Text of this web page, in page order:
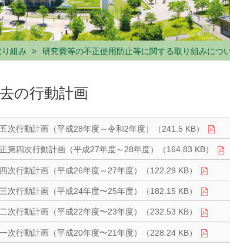
組み 研究費等の不正使用防止等に関する取り組みにつ
の行動計画
次行動計画（平成28年度～令和2年度）（241.5 KB）
第四次行動計画（平成27年度～28年度）（164.83 KB）
次行動計画（平成26年度～27年度）（122.29 KB）
次行動計画（平成24年度〜25年度）（182.15 KB）
次行動計画（平成22年度〜23年度）（232.53 KB）
次行動計画（平成20年度〜21年度）（228.24 KB）